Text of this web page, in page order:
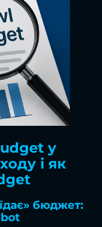
у
і як
бюджет: